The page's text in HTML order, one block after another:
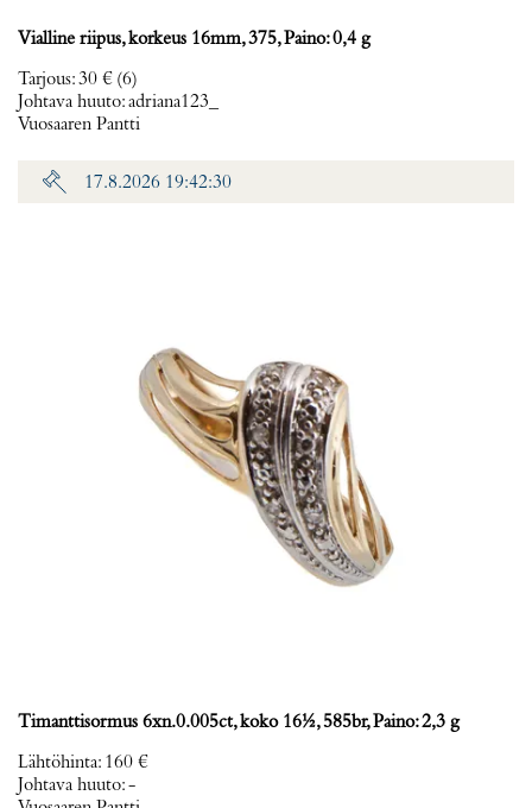
Vialline riipus, korkeus 16mm, 375, Paino: 0,4 g
Tarjous:30 € (6)
Johtava huuto:adriana123_
Vuosaaren Pantti
17.8.2026 19:42:30
Timanttisormus 6xn.0.005ct, koko 16½, 585br, Paino: 2,3 g
Lähtöhinta: 160 €
Johtava huuto:-